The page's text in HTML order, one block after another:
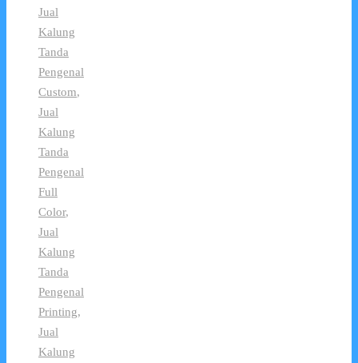
Jual
Kalung
Tanda
Pengenal
Custom,
Jual
Kalung
Tanda
Pengenal
Full
Color,
Jual
Kalung
Tanda
Pengenal
Printing,
Jual
Kalung